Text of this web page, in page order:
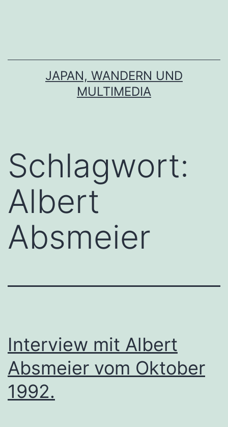
JAPAN, WANDERN UND
MULTIMEDIA
Schlagwort:
Albert
Absmeier
Interview mit Albert
Absmeier vom Oktober
1992.